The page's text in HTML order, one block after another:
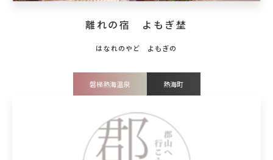
離れの宿 よもぎ埜
磐梯熱海温泉 熱海町